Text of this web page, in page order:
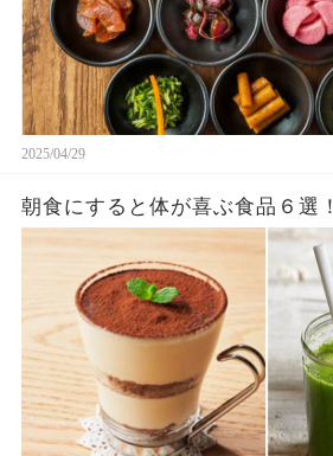
2025/04/29
朝食にすると体が喜ぶ食品６選！